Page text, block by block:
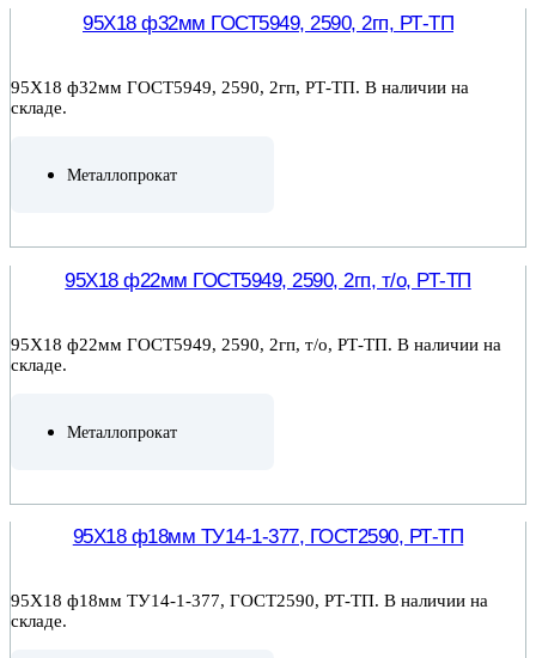
95Х18 ф32мм ГОСТ5949, 2590, 2гп, РТ-ТП
95Х18 ф32мм ГОСТ5949, 2590, 2гп, РТ-ТП. В наличии на
складе.
Металлопрокат
95Х18 ф22мм ГОСТ5949, 2590, 2гп, т/о, РТ-ТП
95Х18 ф22мм ГОСТ5949, 2590, 2гп, т/о, РТ-ТП. В наличии на
складе.
Металлопрокат
95Х18 ф18мм ТУ14-1-377, ГОСТ2590, РТ-ТП
95Х18 ф18мм ТУ14-1-377, ГОСТ2590, РТ-ТП. В наличии на
складе.